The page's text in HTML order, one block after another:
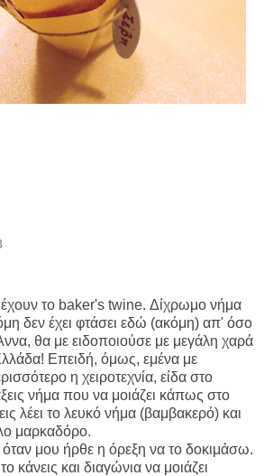
έχουν το baker's twine. Δίχρωμο νήμα
δεν έχει φτάσει εδώ (ακόμη) απ' όσο
θα με ειδοποιούσε με μεγάλη χαρά
Επειδή, όμως, εμένα με
η χειροτεχνία, είδα στο
νήμα που να μοιάζει κάπως στο
λέει το λευκό νήμα (βαμβακερό) και
μαρκαδόρο.
μου ήρθε η όρεξη να το δοκιμάσω.
κάνεις και διαγώνια να μοιάζει